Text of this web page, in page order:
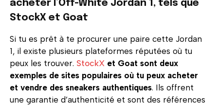
acheter l’Off-White Jordan 1, tels que
StockX et Goat
Si tu es prêt à te procurer une paire cette Jordan
1, il existe plusieurs plateformes réputées où tu
peux les trouver. StockX et Goat sont deux
exemples de sites populaires où tu peux acheter
et vendre des sneakers authentiques. Ils offrent
une garantie d’authenticité et sont des références